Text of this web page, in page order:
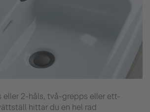
eller 2-håls, två-grepps eller ett-
hittar du en hel rad